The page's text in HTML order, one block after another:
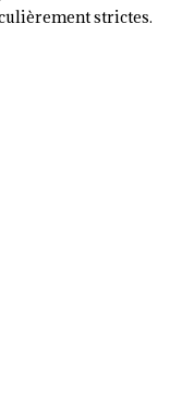
strictes.